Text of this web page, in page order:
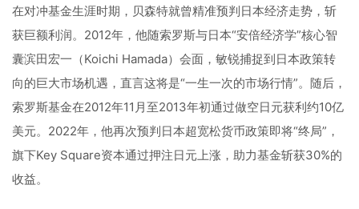
在对冲基金生涯时期，贝森特就曾精准预判日本经济走势，斩
获巨额利润。2012年，他随索罗斯与日本“安倍经济学”核心智
囊滨田宏一（Koichi Hamada）会面，敏锐捕捉到日本政策转
向的巨大市场机遇，直言这将是“一生一次的市场行情”。随后，
索罗斯基金在2012年11月至2013年初通过做空日元获利约10亿
美元。2022年，他再次预判日本超宽松货币政策即将“终局”，
旗下Key Square资本通过押注日元上涨，助力基金斩获30%的
收益。